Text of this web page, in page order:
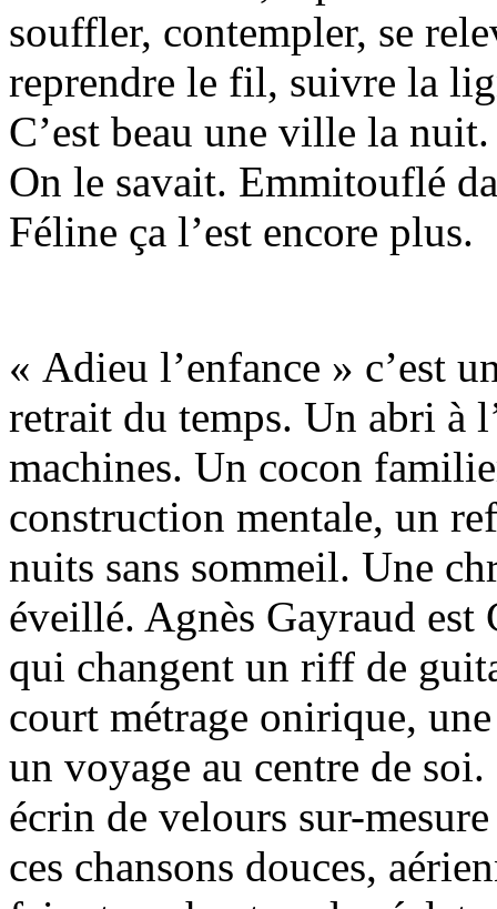
souffler, contempler, se
reprendre le fil, suivre la
C’est beau une ville la
On le savait. Emmitouflé
Féline ça l’est encore plus.
« Adieu l’enfance » c’est
retrait du temps. Un abri à
machines. Un cocon
construction mentale, un
nuits sans sommeil. Une
éveillé. Agnès Gayraud est
qui changent un riff de
court métrage onirique,
un voyage au centre de
écrin de velours sur-
ces chansons douces,